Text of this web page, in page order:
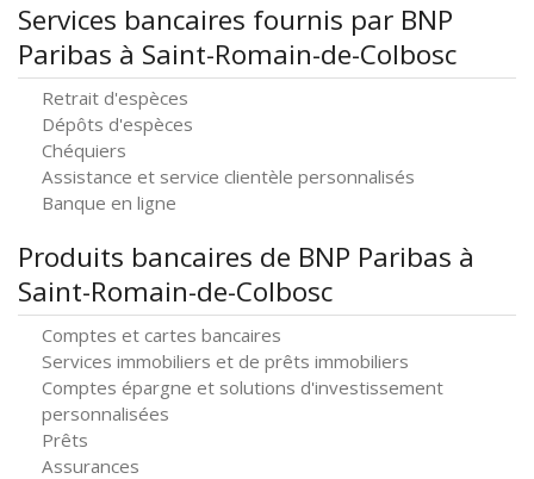
Services bancaires fournis par BNP
Paribas à Saint-Romain-de-Colbosc
Retrait d'espèces
Dépôts d'espèces
Chéquiers
Assistance et service clientèle personnalisés
Banque en ligne
Produits bancaires de BNP Paribas à
Saint-Romain-de-Colbosc
Comptes et cartes bancaires
Services immobiliers et de prêts immobiliers
Comptes épargne et solutions d'investissement
personnalisées
Prêts
Assurances